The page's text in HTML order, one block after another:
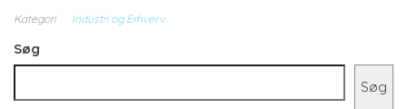
Kategori Industri og Erhverv
Søg
Søg